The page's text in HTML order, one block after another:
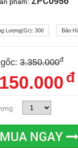
Lượng(gr):300 Bảo
3.350.000đ
đ
MUA NGAY